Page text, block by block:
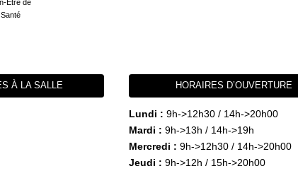
Etre de
À LA SALLE HORAIRES D’OUVERTURE
Lundi : 9h->12h30 / 14h->20h00
Mardi : 9h->13h / 14h->19h
Mercredi : 9h->12h30 / 14h->20h00
Jeudi : 9h->12h / 15h->20h00